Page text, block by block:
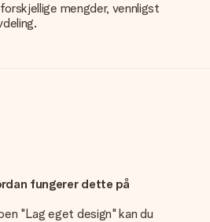
mengder, vennligst
fungerer dette på
"Lag eget design" kan du